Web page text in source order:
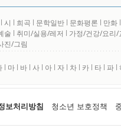
l 시 l 희곡 l 문학일반 l 문화평론 l 만화 l
술 l 취미/실용/레저 l 가정/건강/요리/
진/그림
l 마 l 바 l 사 l 아 l 자 l 차 l 카 l 타 l 파 l
보처리방침 청소년 보호정책